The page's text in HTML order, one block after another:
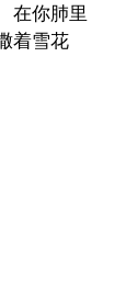
在你肺里
着雪花